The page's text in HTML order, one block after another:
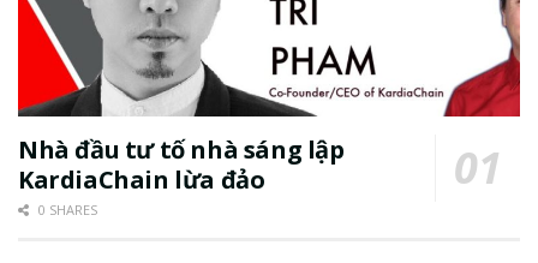
Nhà đầu tư tố nhà sáng lập
KardiaChain lừa đảo
0 SHARES